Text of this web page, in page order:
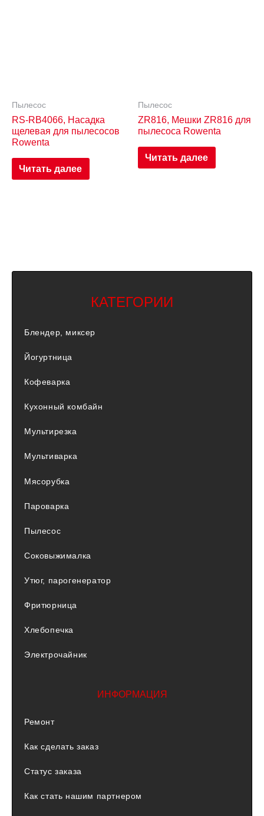
Пылесос
RS-RB4066, Насадка
щелевая для пылесосов
Rowenta
Читать далее
Пылесос
ZR816, Мешки ZR816 для
пылесоса Rowenta
Читать далее
КАТЕГОРИИ
Блендер, миксер
Йогуртница
Кофеварка
Кухонный комбайн
Мультирезка
Мультиварка
Мясорубка
Пароварка
Пылесос
Соковыжималка
Утюг, парогенератор
Фритюрница
Хлебопечка
Электрочайник
ИНФОРМАЦИЯ
Ремонт
Как сделать заказ
Статус заказа
Как стать нашим партнером